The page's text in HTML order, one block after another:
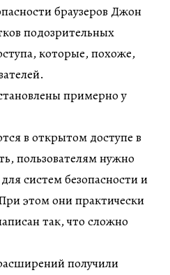
браузеров Джон
подозрительных
которые, похоже,
примерно у
в открытом доступе в
пользователям нужно
систем безопасности и
этом они практически
так, что сложно
получили